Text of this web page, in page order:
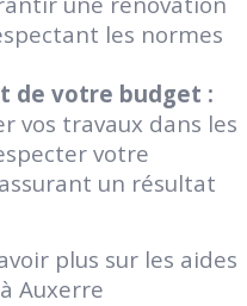
les normes
de votre budget :
vos travaux dans les
votre
un résultat
plus sur les aides
Auxerre